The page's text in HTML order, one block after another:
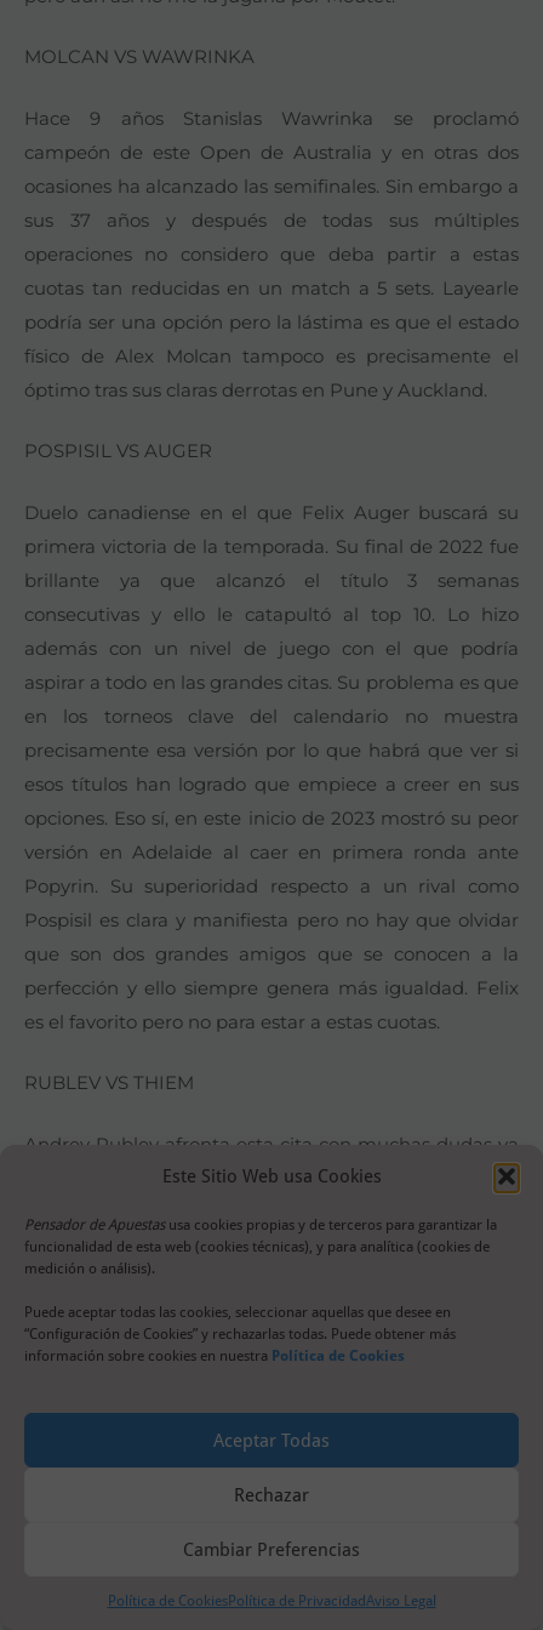
Este Sitio Web usa Cookies
Pensador de Apuestas usa cookies propias y de terceros para garantizar la
funcionalidad de esta web (cookies técnicas), y para analítica (cookies de
medición o análisis).
Puede aceptar todas las cookies, seleccionar aquellas que desee en
“Configuración de Cookies” y rechazarlas todas. Puede obtener más
información sobre cookies en nuestra Política de Cookies
Aceptar Todas
Rechazar
Cambiar Preferencias
Política de CookiesPolítica de Privacidad Aviso Legal
MOLCAN VS WAWRINKA
Hace 9 años Stanislas Wawrinka se proclamó
campeón de este Open de Australia y en otras dos
ocasiones ha alcanzado las semifinales. Sin embargo a
sus 37 años y después de todas sus múltiples
operaciones no considero que deba partir a estas
cuotas tan reducidas en un match a 5 sets. Layearle
podría ser una opción pero la lástima es que el estado
físico de Alex Molcan tampoco es precisamente el
óptimo tras sus claras derrotas en Pune y Auckland.
POSPISIL VS AUGER
Duelo canadiense en el que Felix Auger buscará su
primera victoria de la temporada. Su final de 2022 fue
brillante ya que alcanzó el título 3 semanas
consecutivas y ello le catapultó al top 10. Lo hizo
además con un nivel de juego con el que podría
aspirar a todo en las grandes citas. Su problema es que
en los torneos clave del calendario no muestra
precisamente esa versión por lo que habrá que ver si
esos títulos han logrado que empiece a creer en sus
opciones. Eso sí, en este inicio de 2023 mostró su peor
versión en Adelaide al caer en primera ronda ante
Popyrin. Su superioridad respecto a un rival como
Pospisil es clara y manifiesta pero no hay que olvidar
que son dos grandes amigos que se conocen a la
perfección y ello siempre genera más igualdad. Felix
es el favorito pero no para estar a estas cuotas.
RUBLEV VS THIEM
Andrey Rublev afronta esta cita con muchas dudas ya
que en los dos primeros torneos de Adelaide ha caído
como Bautista y Kokkinakis pero aún así el ruso
defraudó en los momentos decisivos. Aquí debutará
ante un Dominic Thiem del que se espera que por fin
arranque en este 2023 después de un último año en el
lesión. A 5 sets Rublev debería imponer su
superioridad pero el ruso es de los que muestra su
peor versión cuando las cosas se ajustan en los Grand
cuota para combinar ante un rival tan peligroso como